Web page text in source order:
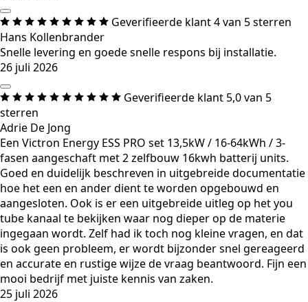
Geverifieerde klant4 van 5 sterren
Hans Kollenbrander
Snelle levering en goede snelle respons bij installatie.
26 juli 2026
Geverifieerde klant 5,0 van 5
sterren
Adrie De Jong
Een Victron Energy ESS PRO set 13,5kW / 16-64kWh / 3-
fasen aangeschaft met 2 zelfbouw 16kwh batterij units.
Goed en duidelijk beschreven in uitgebreide documentatie
hoe het een en ander dient te worden opgebouwd en
aangesloten. Ook is er een uitgebreide uitleg op het you
tube kanaal te bekijken waar nog dieper op de materie
ingegaan wordt. Zelf had ik toch nog kleine vragen, en dat
is ook geen probleem, er wordt bijzonder snel gereageerd
en accurate en rustige wijze de vraag beantwoord. Fijn een
mooi bedrijf met juiste kennis van zaken.
25 juli 2026